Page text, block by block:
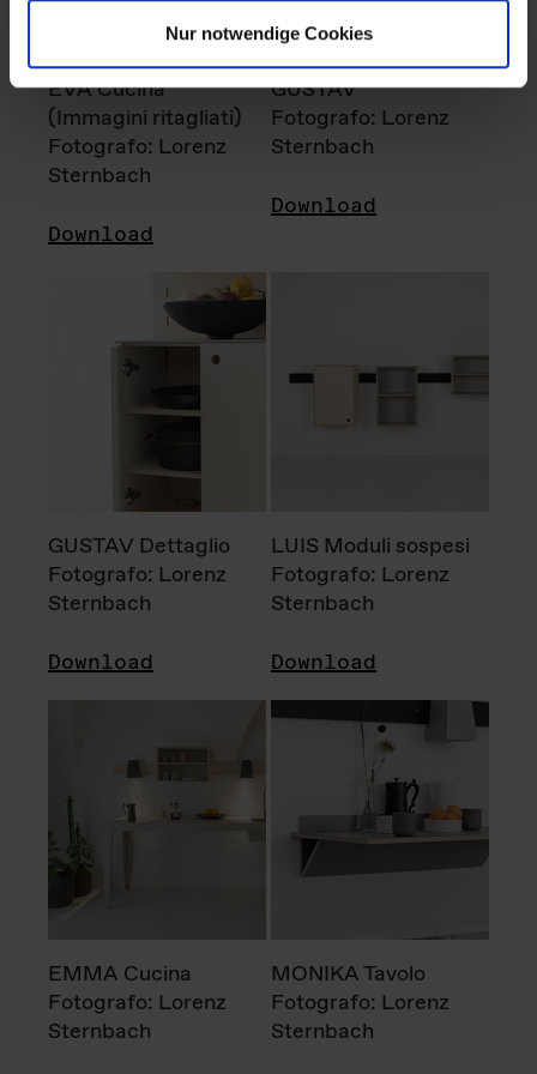
Nur notwendige Cookies
EVA Cucina
(Immagini ritagliati)
Fotografo: Lorenz
Sternbach
Download
GUSTAV
Fotografo: Lorenz
Sternbach
Download
GUSTAV Dettaglio
Fotografo: Lorenz
Sternbach
Download
LUIS Moduli sospesi
Fotografo: Lorenz
Sternbach
Download
EMMA Cucina
Fotografo: Lorenz
Sternbach
MONIKA Tavolo
Fotografo: Lorenz
Sternbach